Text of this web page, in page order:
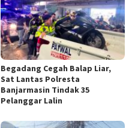
Begadang Cegah Balap Liar,
Sat Lantas Polresta
Banjarmasin Tindak 35
Pelanggar Lalin